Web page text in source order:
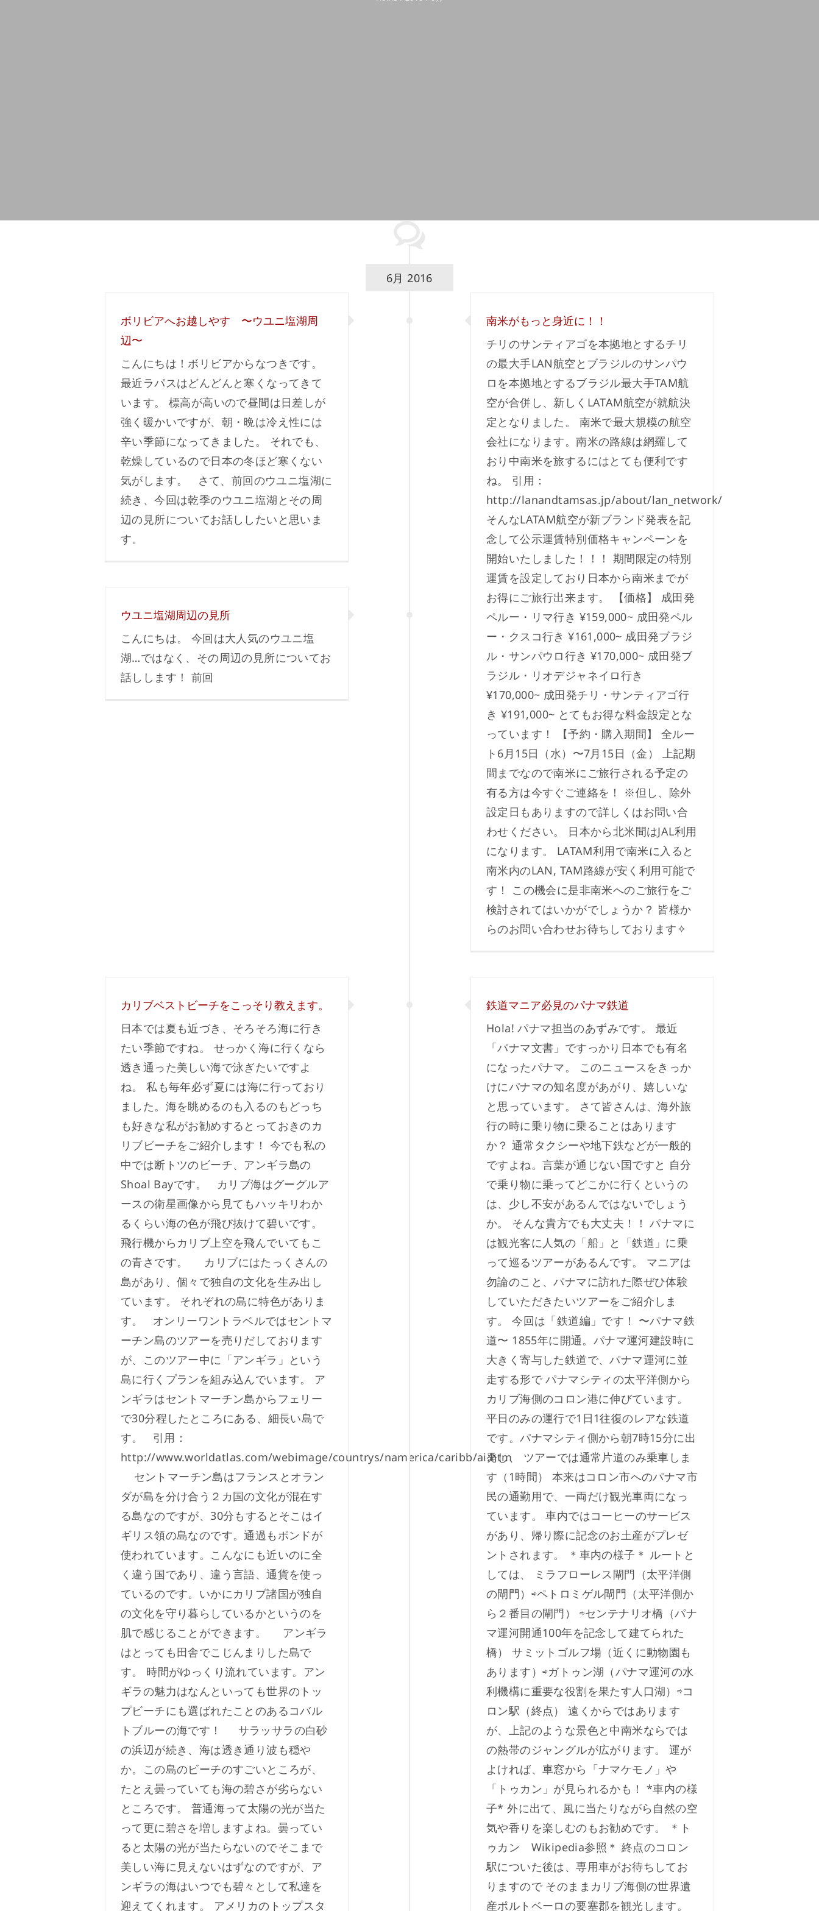
6月 2016
ボリビアへお越しやす 〜ウユニ塩湖周
辺〜
こんにちは！ボリビアからなつきです。
最近ラパスはどんどんと寒くなってきて
います。 標高が高いので昼間は日差しが
強く暖かいですが、朝・晩は冷え性には
辛い季節になってきました。 それでも、
乾燥しているので日本の冬ほど寒くない
気がします。 さて、前回のウユニ塩湖に
続き、今回は乾季のウユニ塩湖とその周
辺の見所についてお話ししたいと思いま
す。
南米がもっと身近に！！
チリのサンティアゴを本拠地とするチリ
の最大手LAN航空とブラジルのサンパウ
ロを本拠地とするブラジル最大手TAM航
空が合併し、新しくLATAM航空が就航決
定となりました。 南米で最大規模の航空
会社になります。南米の路線は網羅して
おり中南米を旅するにはとても便利です
ね。 引用：
http://lanandtamsas.jp/about/lan_network/
そんなLATAM航空が新ブランド発表を記
念して公示運賃特別価格キャンペーンを
開始いたしました！！！ 期間限定の特別
運賃を設定しており日本から南米までが
お得にご旅行出来ます。 【価格】 成田発
ペルー・リマ行き ¥159,000~ 成田発ペル
ー・クスコ行き ¥161,000~ 成田発ブラジ
ル・サンパウロ行き ¥170,000~ 成田発ブ
ラジル・リオデジャネイロ行き
¥170,000~ 成田発チリ・サンティアゴ行
き ¥191,000~ とてもお得な料金設定とな
っています！ 【予約・購入期間】 全ルー
ト6月15日（水）〜7月15日（金） 上記期
間までなので南米にご旅行される予定の
有る方は今すぐご連絡を！ ※但し、除外
設定日もありますので詳しくはお問い合
わせください。 日本から北米間はJAL利用
になります。 LATAM利用で南米に入ると
南米内のLAN, TAM路線が安く利用可能で
す！ この機会に是非南米へのご旅行をご
検討されてはいかがでしょうか？ 皆様か
らのお問い合わせお待ちしております✧
ウユニ塩湖周辺の見所
こんにちは。 今回は大人気のウユニ塩
湖…ではなく、その周辺の見所についてお
話しします！ 前回
鉄道マニア必見のパナマ鉄道
Hola! パナマ担当のあずみです。 最近
「パナマ文書」ですっかり日本でも有名
になったパナマ。 このニュースをきっか
けにパナマの知名度があがり、嬉しいな
と思っています。 さて皆さんは、海外旅
行の時に乗り物に乗ることはあります
か？ 通常タクシーや地下鉄などが一般的
ですよね。言葉が通じない国ですと 自分
で乗り物に乗ってどこかに行くというの
は、少し不安があるんではないでしょう
か。 そんな貴方でも大丈夫！！ パナマに
は観光客に人気の「船」と「鉄道」に乗
って巡るツアーがあるんです。 マニアは
勿論のこと、パナマに訪れた際ぜひ体験
していただきたいツアーをご紹介しま
す。 今回は「鉄道編」です！ 〜パナマ鉄
道〜 1855年に開通。パナマ運河建設時に
大きく寄与した鉄道で、パナマ運河に並
走する形で パナマシティの太平洋側から
カリブ海側のコロン港に伸びています。
平日のみの運行で1日1往復のレアな鉄道
です。パナマシティ側から朝7時15分に出
発し、 ツアーでは通常片道のみ乗車しま
す（1時間） 本来はコロン市へのパナマ市
民の通勤用で、一両だけ観光車両になっ
ています。 車内ではコーヒーのサービス
があり、帰り際に記念のお土産がプレゼ
ントされます。 ＊車内の様子＊ ルートと
しては、 ミラフローレス閘門（太平洋側
の閘門）⇨ペトロミゲル閘門（太平洋側か
ら２番目の閘門） ⇨センテナリオ橋（パナ
マ運河開通100年を記念して建てられた
橋） サミットゴルフ場（近くに動物園も
あります）⇨ガトゥン湖（パナマ運河の水
利機構に重要な役割を果たす人口湖）⇨コ
ロン駅（終点） 遠くからではあります
が、上記のような景色と中南米ならでは
の熱帯のジャングルが広がります。 運が
よければ、車窓から「ナマケモノ」や
「トゥカン」が見られるかも！ *車内の様
子* 外に出て、風に当たりながら自然の空
気や香りを楽しむのもお勧めです。 ＊ト
ゥカン Wikipedia参照＊ 終点のコロン
駅についた後は、専用車がお待ちしてお
りますので そのままカリブ海側の世界遺
産ポルトベーロの要塞郡を観光します。
カリブベストビーチをこっそり教えます。
日本では夏も近づき、そろそろ海に行き
たい季節ですね。 せっかく海に行くなら
透き通った美しい海で泳ぎたいですよ
ね。 私も毎年必ず夏には海に行っており
ました。海を眺めるのも入るのもどっち
も好きな私がお勧めするとっておきのカ
リブビーチをご紹介します！ 今でも私の
中では断トツのビーチ、アンギラ島の
Shoal Bayです。 カリブ海はグーグルア
ースの衛星画像から見てもハッキリわか
るくらい海の色が飛び抜けて碧いです。
飛行機からカリブ上空を飛んでいてもこ
の青さです。 カリブにはたっくさんの
島があり、個々で独自の文化を生み出し
ています。 それぞれの島に特色がありま
す。 オンリーワントラベルではセントマ
ーチン島のツアーを売りだしております
が、このツアー中に「アンギラ」という
島に行くプランを組み込んでいます。 ア
ンギラはセントマーチン島からフェリー
で30分程したところにある、細長い島で
す。 引用：
http://www.worldatlas.com/webimage/countrys/namerica/caribb/ai.htm
セントマーチン島はフランスとオラン
ダが島を分け合う２カ国の文化が混在す
る島なのですが、30分もするとそこはイ
ギリス領の島なのです。通過もポンドが
使われています。こんなにも近いのに全
く違う国であり、違う言語、通貨を使っ
ているのです。いかにカリブ諸国が独自
の文化を守り暮らしているかというのを
肌で感じることができます。 アンギラ
はとっても田舎でこじんまりした島で
す。 時間がゆっくり流れています。アン
ギラの魅力はなんといっても世界のトッ
プビーチにも選ばれたことのあるコバル
トブルーの海です！ サラッサラの白砂
の浜辺が続き、海は透き通り波も穏や
か。この島のビーチのすごいところが、
たとえ曇っていても海の碧さが劣らない
ところです。 普通海って太陽の光が当た
って更に碧さを増しますよね。曇ってい
ると太陽の光が当たらないのでそこまで
美しい海に見えないはずなのですが、ア
ンギラの海はいつでも碧々として私達を
迎えてくれます。 アメリカのトップスタ